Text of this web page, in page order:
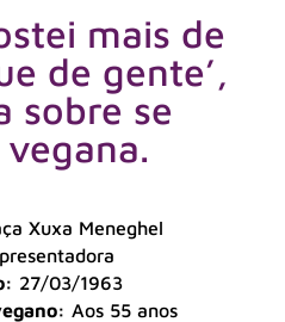
mais de
de gente’,
sobre se
Xuxa Meneghel
27/03/1963
Aos 55 anos